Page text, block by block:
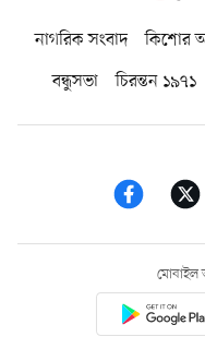
নাগরিক সংবাদ কিশোর
বন্ধুসভা
চিরন্তন ১৯৭১